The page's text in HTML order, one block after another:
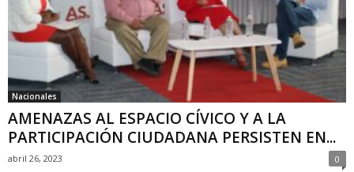
Nacionales
AMENAZAS AL ESPACIO CÍVICO Y A LA
PARTICIPACIÓN CIUDADANA PERSISTEN EN...
abril 26, 2023 0